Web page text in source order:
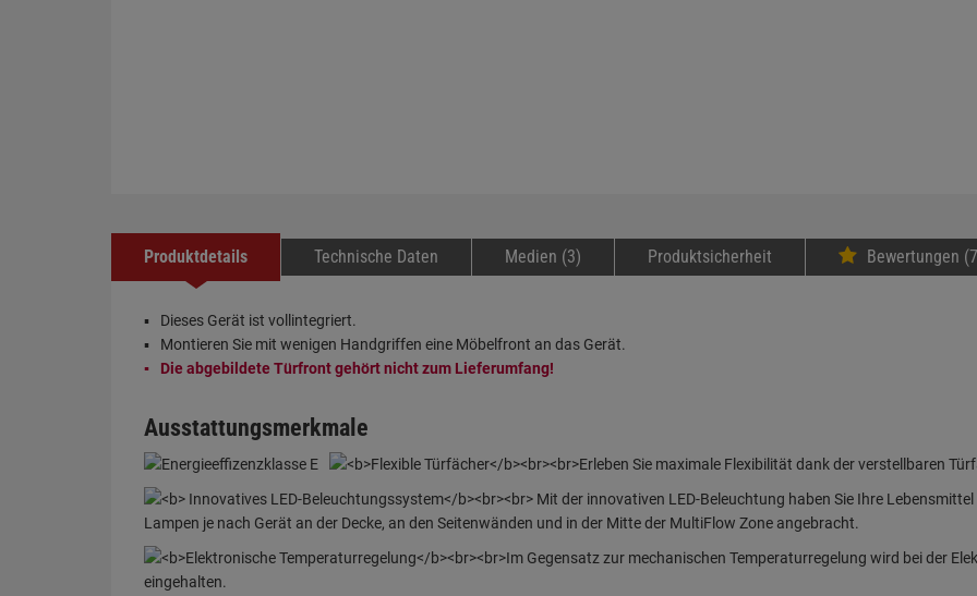
Produktdetails Technische Daten Medien (3) Produktsicherheit Bewertungen
Dieses Gerät ist vollintegriert.
Montieren Sie mit wenigen Handgriffen eine Möbelfront an das Gerät.
Die abgebildete Türfront gehört nicht zum Lieferumfang!
Ausstattungsmerkmale